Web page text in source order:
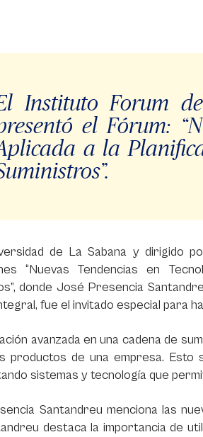
Instituto Forum
el Fórum:
a la
de La Sabana y dirigido
“Nuevas Tendencias en
donde José Presencia
fue el invitado especial para
avanzada en una cadena de
productos de una empresa. Esto
sistemas y tecnología que
Santandreu menciona las
destaca la importancia de